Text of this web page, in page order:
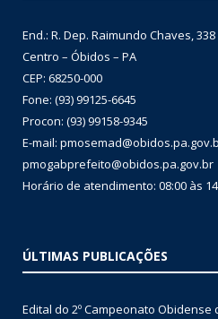
End.: R. Dep. Raimundo Chaves, 338
Centro – Óbidos – PA
CEP: 68250-000
Fone: (93) 99125-6645
Procon: (93) 99158-9345
E-mail:
pmogabprefeito@obidos.pa.gov.br
Horário de atendimento: 08:00 às
ÚLTIMAS PUBLICAÇÕES
Edital do 2º Campeonato Obidense